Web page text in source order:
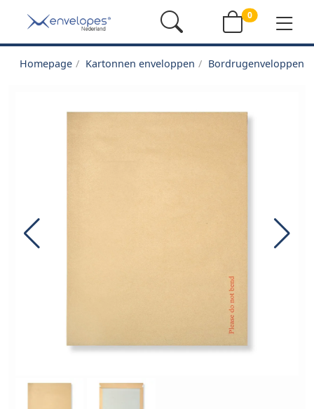
0
Homepage Kartonnen enveloppen Bordrugenveloppen